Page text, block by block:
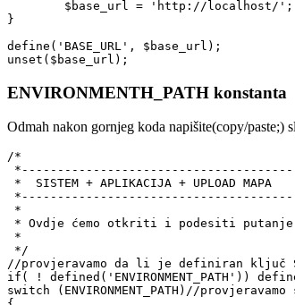
}
define('BASE_URL', $base_url);
unset($base_url);
ENVIRONMENTH_PATH konstanta
Odmah nakon gornjeg koda napišite(copy/paste;)
/*
*  SISTEM + APLIKACIJA + UPLOAD MAPA
*
* Ovdje ćemo otkriti i podesiti
*
*/
//provjeravamo da li je definiran ključ
if( ! defined('ENVIRONMENT_PATH'))
switch (ENVIRONMENT_PATH)//